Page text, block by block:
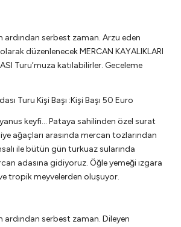
ardından serbest zaman. Arzu eden
düzenlenecek MERCAN KAYALIKLARI
Turu’muza katılabilirler. Geceleme
Turu Kişi Başı :Kişi Başı 50 Euro
keyfi... Pataya sahilinden özel surat
ağaçları arasında mercan tozlarından
ile bütün gün turkuaz sularında
adasına gidiyoruz. Öğle yemeği ızgara
tropik meyvelerden oluşuyor.
ardından serbest zaman. Dileyen